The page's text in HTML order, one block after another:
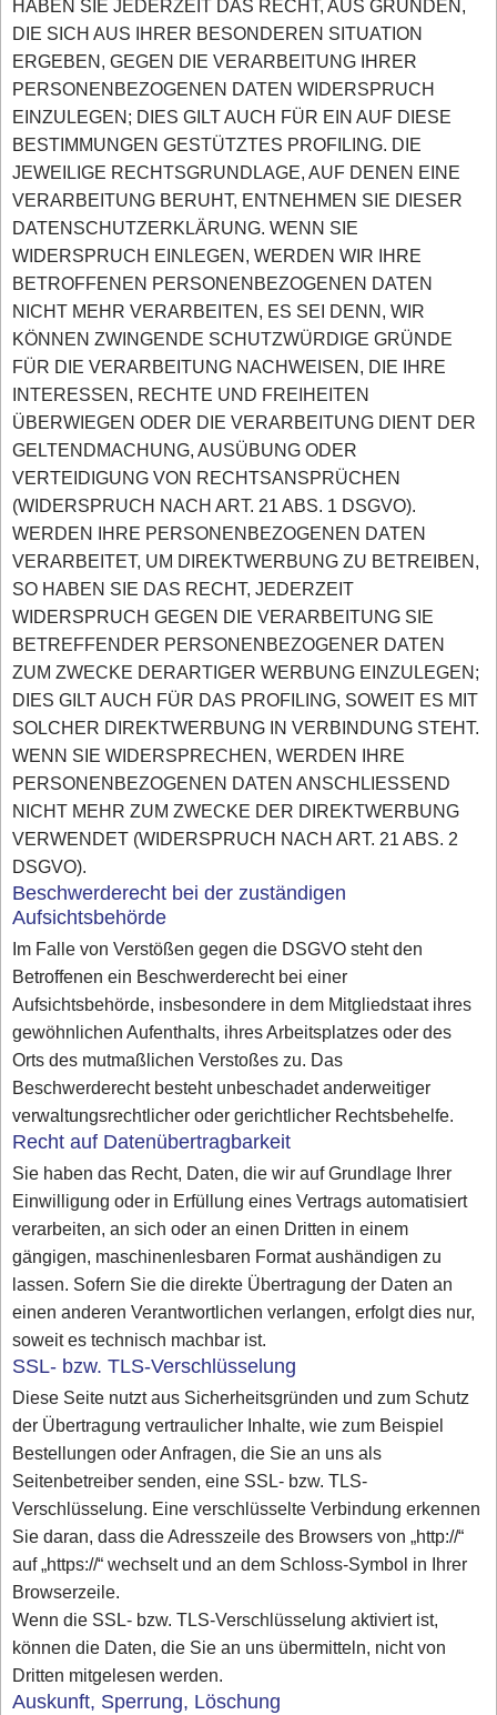
HABEN SIE JEDERZEIT DAS RECHT, AUS GRÜNDEN,
DIE SICH AUS IHRER BESONDEREN SITUATION
ERGEBEN, GEGEN DIE VERARBEITUNG IHRER
PERSONENBEZOGENEN DATEN WIDERSPRUCH
EINZULEGEN; DIES GILT AUCH FÜR EIN AUF DIESE
BESTIMMUNGEN GESTÜTZTES PROFILING. DIE
JEWEILIGE RECHTSGRUNDLAGE, AUF DENEN EINE
VERARBEITUNG BERUHT, ENTNEHMEN SIE DIESER
DATENSCHUTZERKLÄRUNG. WENN SIE
WIDERSPRUCH EINLEGEN, WERDEN WIR IHRE
BETROFFENEN PERSONENBEZOGENEN DATEN
NICHT MEHR VERARBEITEN, ES SEI DENN, WIR
KÖNNEN ZWINGENDE SCHUTZWÜRDIGE GRÜNDE
FÜR DIE VERARBEITUNG NACHWEISEN, DIE IHRE
INTERESSEN, RECHTE UND FREIHEITEN
ÜBERWIEGEN ODER DIE VERARBEITUNG DIENT DER
GELTENDMACHUNG, AUSÜBUNG ODER
VERTEIDIGUNG VON RECHTSANSPRÜCHEN
(WIDERSPRUCH NACH ART. 21 ABS. 1 DSGVO).
WERDEN IHRE PERSONENBEZOGENEN DATEN
VERARBEITET, UM DIREKTWERBUNG ZU BETREIBEN,
SO HABEN SIE DAS RECHT, JEDERZEIT
WIDERSPRUCH GEGEN DIE VERARBEITUNG SIE
BETREFFENDER PERSONENBEZOGENER DATEN
ZUM ZWECKE DERARTIGER WERBUNG EINZULEGEN;
DIES GILT AUCH FÜR DAS PROFILING, SOWEIT ES MIT
SOLCHER DIREKTWERBUNG IN VERBINDUNG STEHT.
WENN SIE WIDERSPRECHEN, WERDEN IHRE
PERSONENBEZOGENEN DATEN ANSCHLIESSEND
NICHT MEHR ZUM ZWECKE DER DIREKTWERBUNG
VERWENDET (WIDERSPRUCH NACH ART. 21 ABS. 2
DSGVO).
Beschwerderecht bei der zuständigen
Aufsichtsbehörde
Im Falle von Verstößen gegen die DSGVO steht den
Betroffenen ein Beschwerderecht bei einer
Aufsichtsbehörde, insbesondere in dem Mitgliedstaat ihres
gewöhnlichen Aufenthalts, ihres Arbeitsplatzes oder des
Orts des mutmaßlichen Verstoßes zu. Das
Beschwerderecht besteht unbeschadet anderweitiger
verwaltungsrechtlicher oder gerichtlicher Rechtsbehelfe.
Recht auf Datenübertragbarkeit
Sie haben das Recht, Daten, die wir auf Grundlage Ihrer
Einwilligung oder in Erfüllung eines Vertrags automatisiert
verarbeiten, an sich oder an einen Dritten in einem
gängigen, maschinenlesbaren Format aushändigen zu
lassen. Sofern Sie die direkte Übertragung der Daten an
einen anderen Verantwortlichen verlangen, erfolgt dies nur,
soweit es technisch machbar ist.
SSL- bzw. TLS-Verschlüsselung
Diese Seite nutzt aus Sicherheitsgründen und zum Schutz
der Übertragung vertraulicher Inhalte, wie zum Beispiel
Bestellungen oder Anfragen, die Sie an uns als
Seitenbetreiber senden, eine SSL- bzw. TLS-
Verschlüsselung. Eine verschlüsselte Verbindung erkennen
Sie daran, dass die Adresszeile des Browsers von „http://“
auf „https://“ wechselt und an dem Schloss-Symbol in Ihrer
Browserzeile.
Wenn die SSL- bzw. TLS-Verschlüsselung aktiviert ist,
können die Daten, die Sie an uns übermitteln, nicht von
Dritten mitgelesen werden.
Auskunft, Sperrung, Löschung